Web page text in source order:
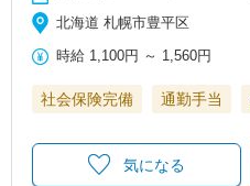
北海道 札幌市豊平区
時給 1,100円 ～ 1,560円
社会保険完備 通勤手当
気になる